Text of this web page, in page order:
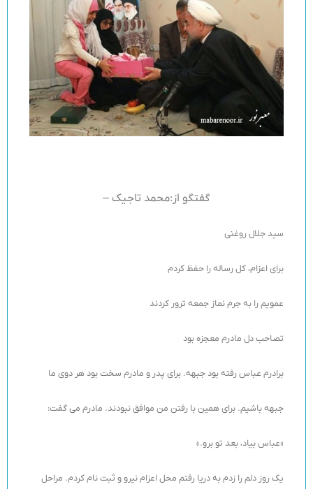
گفتگو از:محمد تاجیک –
سید جلال روغنی
برای اعزام، کل رساله را حفظ کردم
عمویم را به جرم نماز جمعه ترور کردند
تصاحب دل مادرم معجزه بود
برادرم عباس رفته بود جبهه. برای پدر و مادرم سخت بود هر دوی ما
جبهه باشیم. برای همین با رفتن من موافق نبودند. مادرم می گفت:
«عباس بیاد، بعد تو برو.»
یک روز دلم را زدم به دریا رفتم محل اعزام نیرو و ثبت نام کردم. مراحل